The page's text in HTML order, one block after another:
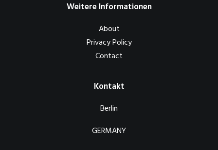
Weitere Informationen
About
Privacy Policy
Contact
Kontakt
Berlin
GERMANY